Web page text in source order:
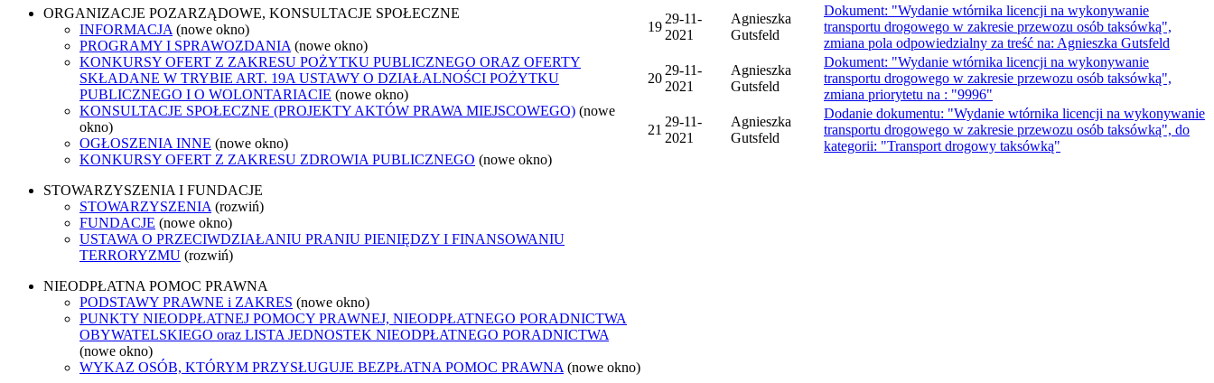
ORGANIZACJE POZARZĄDOWE, KONSULTACJE SPOŁECZNE
INFORMACJA (nowe okno)
PROGRAMY I SPRAWOZDANIA (nowe okno)
KONKURSY OFERT Z ZAKRESU POŻYTKU PUBLICZNEGO ORAZ OFERTY
SKŁADANE W TRYBIE ART. 19A USTAWY O DZIAŁALNOŚCI POŻYTKU
PUBLICZNEGO I O WOLONTARIACIE (nowe okno)
KONSULTACJE SPOŁECZNE (PROJEKTY AKTÓW PRAWA MIEJSCOWEGO) (nowe
okno)
OGŁOSZENIA INNE (nowe okno)
KONKURSY OFERT Z ZAKRESU ZDROWIA PUBLICZNEGO (nowe okno)
STOWARZYSZENIA I FUNDACJE
STOWARZYSZENIA (rozwiń)
FUNDACJE (nowe okno)
USTAWA O PRZECIWDZIAŁANIU PRANIU PIENIĘDZY I FINANSOWANIU
TERRORYZMU (rozwiń)
NIEODPŁATNA POMOC PRAWNA
PODSTAWY PRAWNE i ZAKRES (nowe okno)
PUNKTY NIEODPŁATNEJ POMOCY PRAWNEJ, NIEODPŁATNEGO PORADNICTWA
OBYWATELSKIEGO oraz LISTA JEDNOSTEK NIEODPŁATNEGO PORADNICTWA
(nowe okno)
WYKAZ OSÓB, KTÓRYM PRZYSŁUGUJE BEZPŁATNA POMOC PRAWNA (nowe okno)
19
29-11-
2021
Agnieszka
Gutsfeld
Dokument: "Wydanie wtórnika licencji na wykonywanie
transportu drogowego w zakresie przewozu osób taksówką",
zmiana pola odpowiedzialny za treść na: Agnieszka Gutsfeld
20
29-11-
2021
Agnieszka
Gutsfeld
Dokument: "Wydanie wtórnika licencji na wykonywanie
transportu drogowego w zakresie przewozu osób taksówką",
zmiana priorytetu na : "9996"
21
29-11-
2021
Agnieszka
Gutsfeld
Dodanie dokumentu: "Wydanie wtórnika licencji na wykonywanie
transportu drogowego w zakresie przewozu osób taksówką", do
kategorii: "Transport drogowy taksówką"